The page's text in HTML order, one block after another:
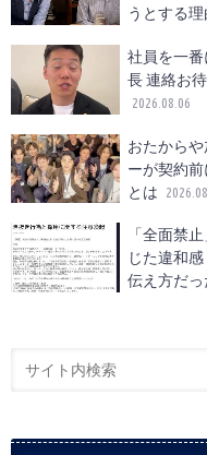
うとする理
社員を一
長 連絡お
2026.08.06
おたから
ーが契約
とは
「全面禁
じた違和
伝え方だ